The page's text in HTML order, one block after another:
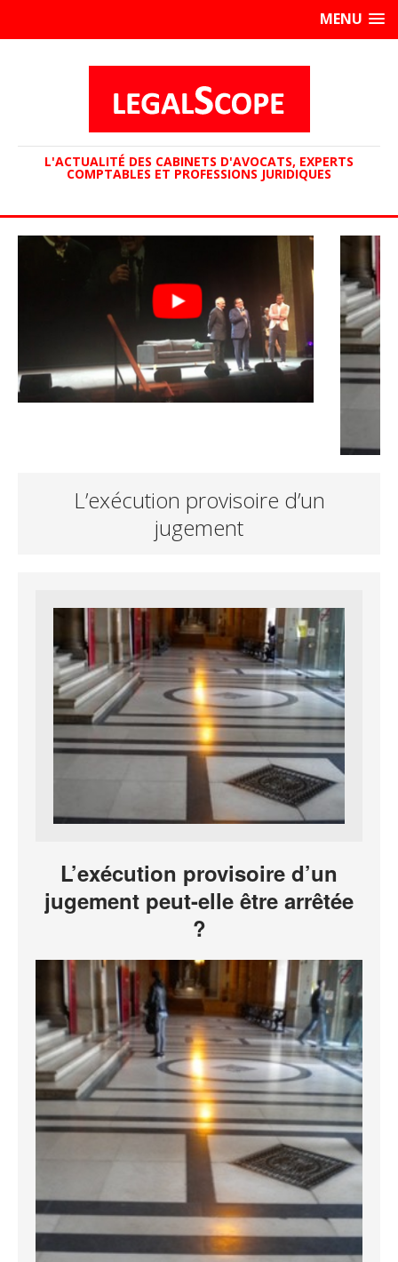
MENU
L'ACTUALITÉ DES CABINETS D'AVOCATS, EXPERTS
COMPTABLES ET PROFESSIONS JURIDIQUES
L’exécution provisoire d’un
jugement
L’exécution provisoire d’un
jugement peut-elle être arrêtée
?